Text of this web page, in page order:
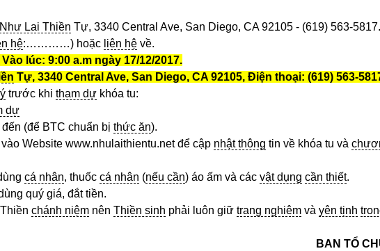
Như Lai Thiền Tự, 3340 Central Ave, San Diego, CA 92105 - (619) 563-5817.
hệ:…………) hoặc liên hệ về.
lúc: 9:00 a.m ngày 17/12/2017.
Tự, 3340 Central Ave, San Diego, CA 92105, Điện thoại: (619) 563-
trước khi tham dự khóa tu:
dự
(để BTC chuẩn bị thức ăn).
Website www.nhulaithientu.net để cập nhật thông tin về khóa tu và
cá nhân, thuốc cá nhân (nếu cần) áo ấm và các vật dụng cần thiết.
quý giá, đắt tiền.
Thiền chánh niệm nên Thiền sinh phải luôn giữ trang nghiêm và yên tịnh
BAN TỔ